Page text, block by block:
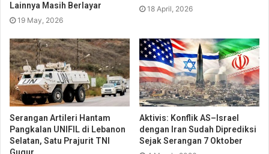
Lainnya Masih Berlayar
19 May, 2026
18 April, 2026
Serangan Artileri Hantam
Pangkalan UNIFIL di Lebanon
Selatan, Satu Prajurit TNI
Aktivis: Konflik AS–Israel
dengan Iran Sudah Diprediksi
Sejak Serangan 7 Oktober